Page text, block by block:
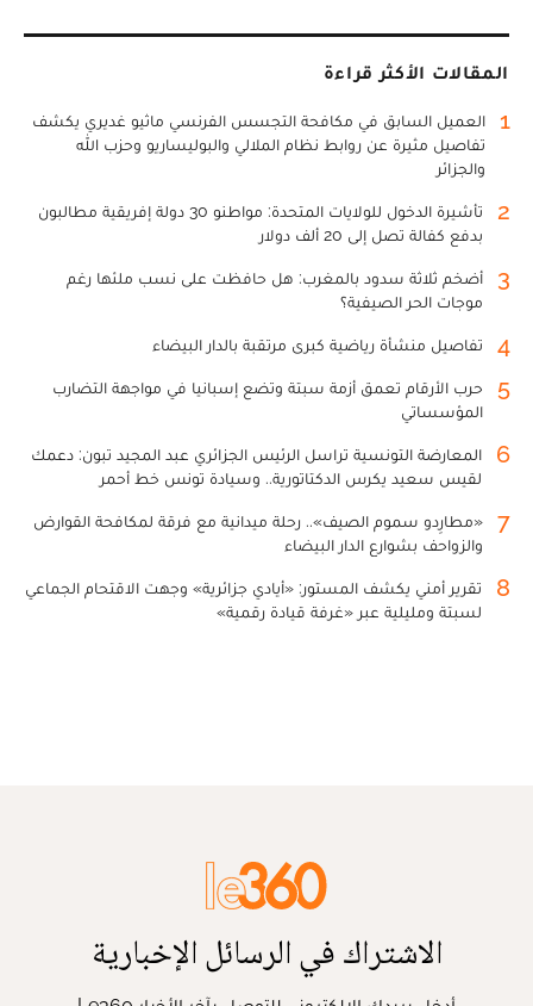
المقالات الأكثر قراءة
1
العميل السابق في مكافحة التجسس الفرنسي ماثيو غديري يكشف
تفاصيل مثيرة عن روابط نظام الملالي والبوليساريو وحزب الله
والجزائر
2
تأشيرة الدخول للولايات المتحدة: مواطنو 30 دولة إفريقية مطالبون
بدفع كفالة تصل إلى 20 ألف دولار
3
أضخم ثلاثة سدود بالمغرب: هل حافظت على نسب ملئها رغم
موجات الحر الصيفية؟
4 تفاصيل منشأة رياضية كبرى مرتقبة بالدار البيضاء
5
حرب الأرقام تعمق أزمة سبتة وتضع إسبانيا في مواجهة التضارب
المؤسساتي
6
المعارضة التونسية تراسل الرئيس الجزائري عبد المجيد تبون: دعمك
لقيس سعيد يكرس الدكتاتورية.. وسيادة تونس خط أحمر
7
«مطارِدو سموم الصيف».. رحلة ميدانية مع فرقة لمكافحة القوارض
والزواحف بشوارع الدار البيضاء
8
تقرير أمني يكشف المستور: «أيادي جزائرية» وجهت الاقتحام الجماعي
لسبتة ومليلية عبر «غرفة قيادة رقمية»
الاشتراك في الرسائل الإخبارية